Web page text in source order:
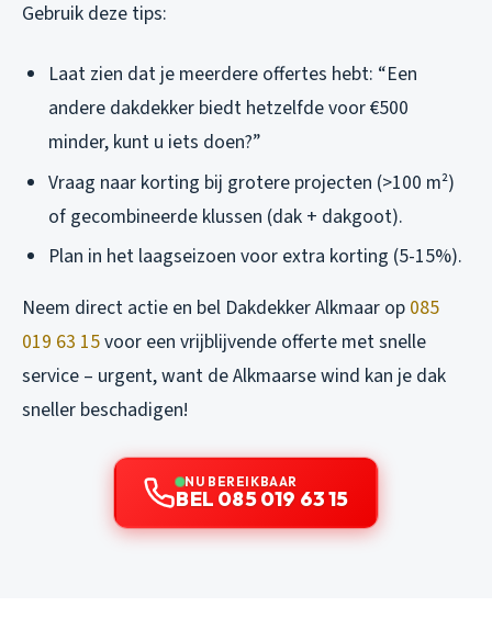
Gebruik deze tips:
Laat zien dat je meerdere offertes hebt: “Een
andere dakdekker biedt hetzelfde voor €500
minder, kunt u iets doen?”
Vraag naar korting bij grotere projecten (>100 m²)
of gecombineerde klussen (dak + dakgoot).
Plan in het laagseizoen voor extra korting (5-15%).
Neem direct actie en bel Dakdekker Alkmaar op 085
019 63 15voor een vrijblijvende offerte met snelle
service – urgent, want de Alkmaarse wind kan je dak
sneller beschadigen!
NU BEREIKBAAR
BEL 085 019 63 15